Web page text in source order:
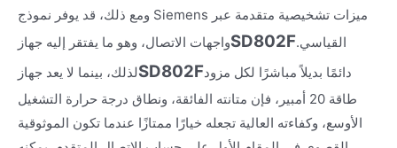
ومع ذلك، قد يوفر نموذج Siemens ميزات تشخيصية متقدمة عبر
واجهات الاتصال، وهو ما يفتقر إليه جهازSD802Fالقياسي.
لذلك، بينما لا يعد جهازSD802Fدائمًا بديلاً مباشرًا لكل مزود
طاقة 20 أمبير، فإن متانته الفائقة، ونطاق درجة حرارة التشغيل
الأوسع، وكفاءته العالية تجعله خيارًا ممتازًا عندما تكون الموثوقية